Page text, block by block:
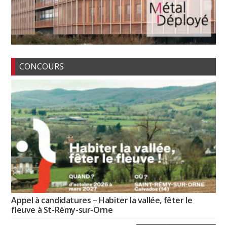
CONCOURS
Appel à candidatures – Habiter la vallée, fêter le
fleuve à St-Rémy-sur-Orne